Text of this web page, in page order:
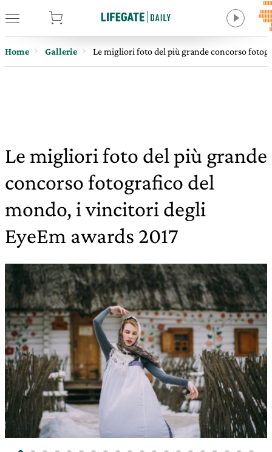
Home Gallerie Le migliori foto del più grande concorso
Le migliori foto del più grande
concorso fotografico del
mondo, i vincitori degli
EyeEm awards 2017